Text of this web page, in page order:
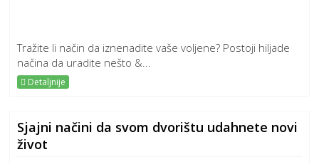
Tražite li način da iznenadite vaše voljene? Postoji hiljade
načina da uradite nešto &...
Detaljnije
Sjajni načini da svom dvorištu udahnete novi
život